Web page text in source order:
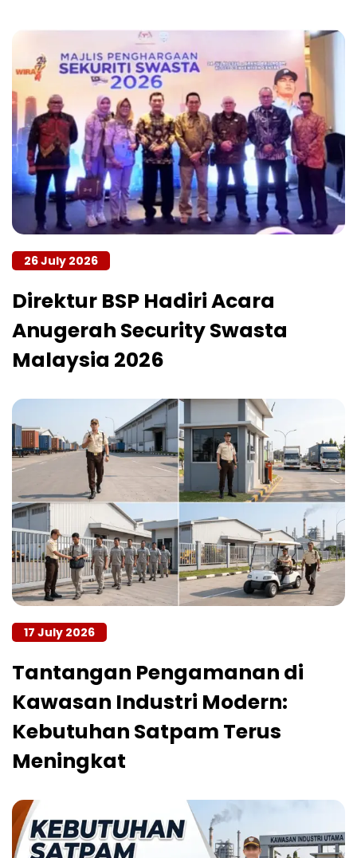
26 July 2026
Direktur BSP Hadiri Acara
Anugerah Security Swasta
Malaysia 2026
17 July 2026
Tantangan Pengamanan di
Kawasan Industri Modern:
Kebutuhan Satpam Terus
Meningkat